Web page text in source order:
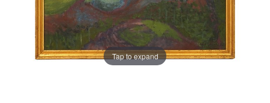
Tap to expand